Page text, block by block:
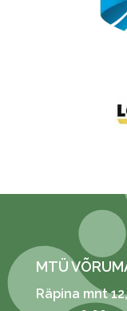
MTÜ
Räpina mnt 12